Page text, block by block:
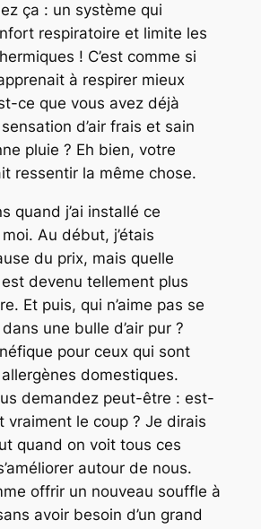
ça : un système qui
respiratoire et limite les
! C’est comme si
à respirer mieux
ce que vous avez déjà
d’air frais et sain
pluie ? Eh bien, votre
ressentir la même chose.
quand j’ai installé ce
Au début, j’étais
du prix, mais quelle
est devenu tellement plus
Et puis, qui n’aime pas se
une bulle d’air pur ?
pour ceux qui sont
domestiques.
demandez peut-être : est-
vraiment le coup ? Je dirais
quand on voit tous ces
autour de nous.
offrir un nouveau souffle à
avoir besoin d’un grand